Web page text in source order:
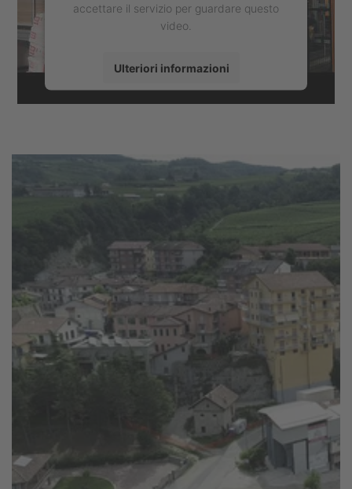
accettare il servizio per guardare questo
video.
Ulteriori informazioni
Accetta
Management Platform